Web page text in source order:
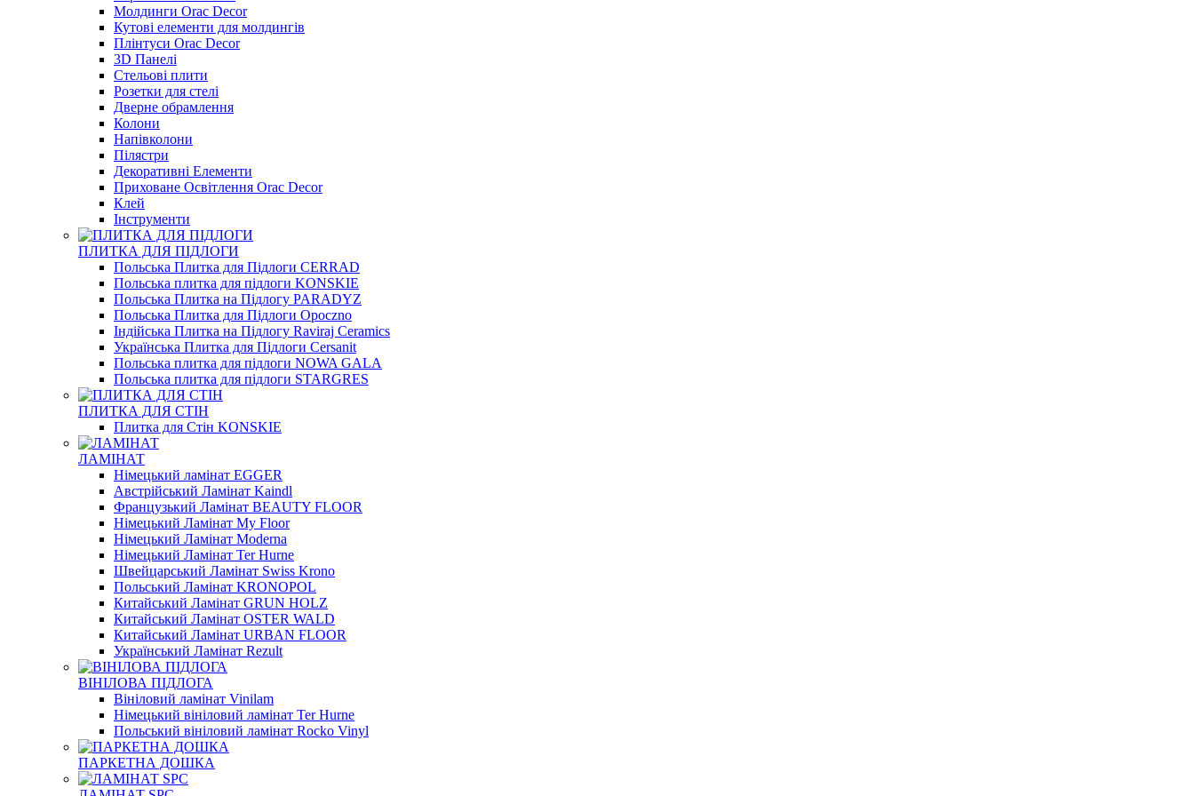
Молдинги Orac Decor
Кутові елементи для молдингів
Плінтуси Orac Decor
3D Панелі
Стельові плити
Розетки для стелі
Дверне обрамлення
Колони
Напівколони
Пілястри
Декоративні Елементи
Приховане Освітлення Orac Decor
Клей
Інструменти
ПЛИТКА ДЛЯ ПІДЛОГИ
Польська Плитка для Підлоги CERRAD
Польська плитка для підлоги KONSKIE
Польська Плитка на Підлогу PARADYZ
Польська Плитка для Підлоги Opoczno
Індійська Плитка на Підлогу Raviraj Ceramics
Українська Плитка для Підлоги Cersanit
Польська плитка для підлоги NOWA GALA
Польська плитка для підлоги STARGRES
ПЛИТКА ДЛЯ СТІН
Плитка для Стін KONSKIE
ЛАМІНАТ
Німецький ламінат EGGER
Австрійський Ламінат Kaindl
Французький Ламінат BEAUTY FLOOR
Німецький Ламінат My Floor
Німецький Ламінат Moderna
Німецький Ламінат Ter Hurne
Швейцарський Ламінат Swiss Krono
Польський Ламінат KRONOPOL
Китайський Ламінат GRUN HOLZ
Китайський Ламінат OSTER WALD
Китайський Ламінат URBAN FLOOR
Український Ламінат Rezult
ВІНІЛОВА ПІДЛОГА
Вініловий ламінат Vinilam
Німецький вініловий ламінат Ter Hurne
Польський вініловий ламінат Rocko Vinyl
ПАРКЕТНА ДОШКА